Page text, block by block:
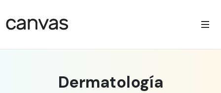
Dermatología